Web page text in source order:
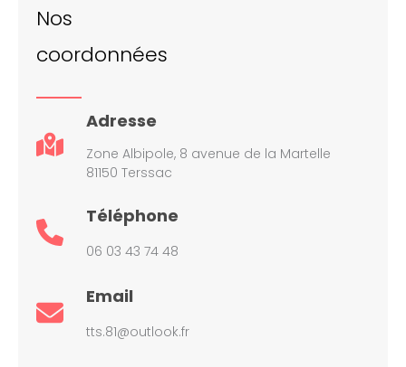
Nos
coordonnées
Adresse
Zone Albipole, 8 avenue de la Martelle
81150 Terssac
Téléphone
06 03 43 74 48
Email
tts.81@outlook.fr